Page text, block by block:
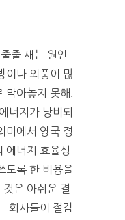
줄 새는 원인
이나 외풍이 많
막아놓지 못해,
너지가 낭비되
미에서 영국 정
에너지 효율성
도록 한 비용을
은 아쉬운 결
회사들이 절감